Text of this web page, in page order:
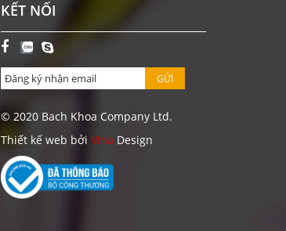
Giá: Liên hệ
ĐẶT HÀNG
KẾT NỐI
GỬI
© 2020 Bach Khoa Company Ltd.
Thiết kế web bởi Vina Design